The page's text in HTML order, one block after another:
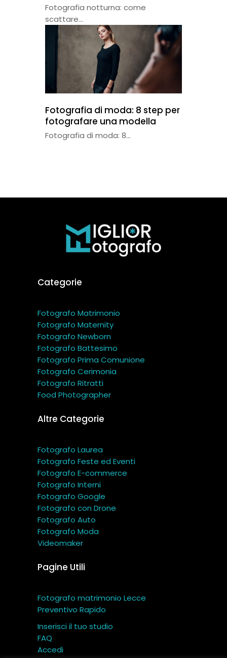
Fotografia notturna: come
scattare...
Fotografia di moda: 8 step per
fotografare una modella
Fotografia di moda: 8...
Categorie
Fotografo Matrimonio
Fotografo Maternity
Fotografo Newborn
Fotografo Battesimo
Fotografo Prima Comunione
Fotografo Cerimonia
Fotografo Ritratti
Food Photographer
Altre Categorie
Fotografo Laurea
Fotografo Feste ed Eventi
Fotografo E-commerce
Fotografo Interni
Fotografo Google
Fotografo con Drone
Fotografo Auto
Fotografo Moda
Videomaker
Pagine Utili
Fotografo matrimonio Lecce
Preventivo Rapido
Inserisci il tuo studio
FAQ
Accedi